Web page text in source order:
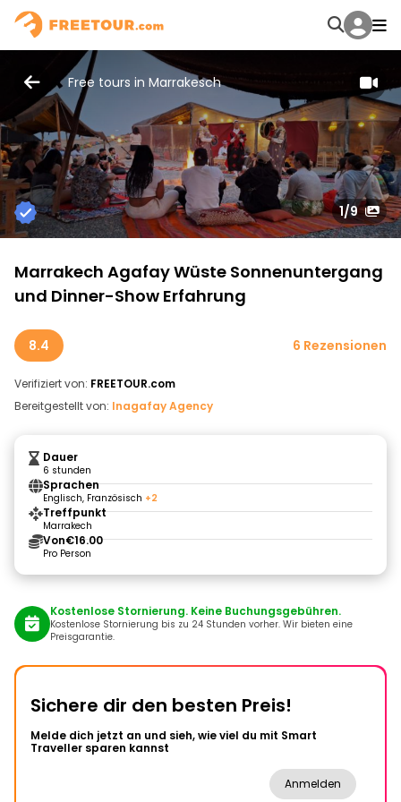
Free tours in Marrakesch
1/9
Marrakech Agafay Wüste Sonnenuntergang
und Dinner-Show Erfahrung
8.4 6 Rezensionen
Verifiziert von: FREETOUR.com
Bereitgestellt von: Inagafay Agency
Dauer
6 stunden
Sprachen
Englisch, Französisch +2
Treffpunkt
Marrakech
Von€16.00
Pro Person
Kostenlose Stornierung. Keine Buchungsgebühren.
Kostenlose Stornierung bis zu 24 Stunden vorher. Wir bieten eine
Preisgarantie.
Sichere dir den besten Preis!
Melde dich jetzt an und sieh, wie viel du mit Smart
Traveller sparen kannst
Anmelden